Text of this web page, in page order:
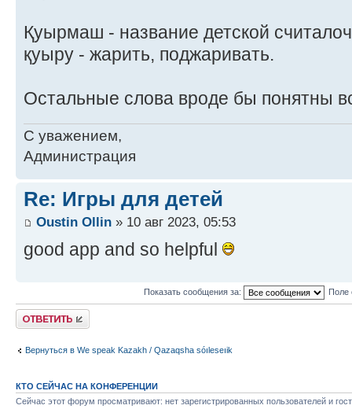
Қуырмаш - название детской
қуыру - жарить, поджаривать.
Остальные слова вроде бы понятны
С уважением,
Администрация
Re: Игры для детей
Oustin Ollin » 10 авг 2023, 05:53
good app and so helpful
Показать сообщения за: Поле
Ответить
Вернуться в We speak Kazakh / Qazaqsha sóıleseıik
КТО СЕЙЧАС НА КОНФЕРЕНЦИИ
Сейчас этот форум просматривают: нет зарегистрированных пользователей и